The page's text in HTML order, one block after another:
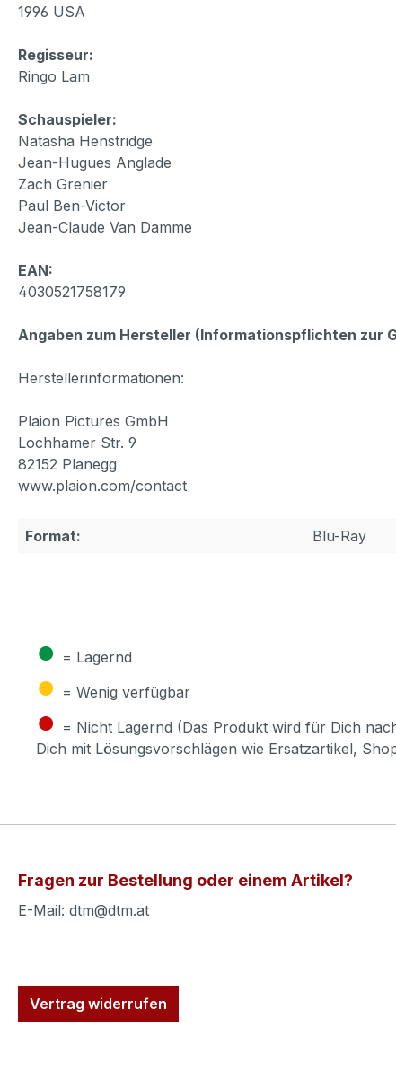
1996 USA
Regisseur:
Ringo Lam
Schauspieler:
Natasha Henstridge
Jean-Hugues Anglade
Zach Grenier
Paul Ben-Victor
Jean-Claude Van Damme
EAN:
4030521758179
Angaben zum Hersteller (Informationspflichten zur
Herstellerinformationen:
Plaion Pictures GmbH
Lochhamer Str. 9
82152 Planegg
www.plaion.com/contact
Format: Blu-Ray
● = Lagernd
● = Wenig verfügbar
● = Nicht Lagernd (Das Produkt wird für Dich
Dich mit Lösungsvorschlägen wie Ersatzartikel,
Fragen zur Bestellung oder einem Artikel?
E-Mail: dtm@dtm.at
Vertrag widerrufen